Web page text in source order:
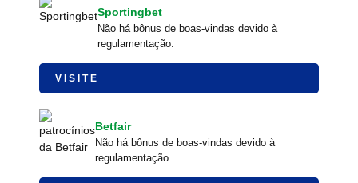
Sportingbet
Não há bônus de boas-vindas devido à
regulamentação.
VISITE
Betfair
Não há bônus de boas-vindas devido à
regulamentação.